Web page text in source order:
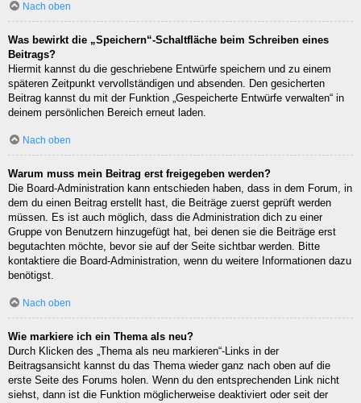
Nach oben
Was bewirkt die „Speichern“-Schaltfläche beim Schreiben eines
Beitrags?
Hiermit kannst du die geschriebene Entwürfe speichern und zu einem
späteren Zeitpunkt vervollständigen und absenden. Den gesicherten
Beitrag kannst du mit der Funktion „Gespeicherte Entwürfe verwalten“ in
deinem persönlichen Bereich erneut laden.
Nach oben
Warum muss mein Beitrag erst freigegeben werden?
Die Board-Administration kann entschieden haben, dass in dem Forum, in
dem du einen Beitrag erstellt hast, die Beiträge zuerst geprüft werden
müssen. Es ist auch möglich, dass die Administration dich zu einer
Gruppe von Benutzern hinzugefügt hat, bei denen sie die Beiträge erst
begutachten möchte, bevor sie auf der Seite sichtbar werden. Bitte
kontaktiere die Board-Administration, wenn du weitere Informationen dazu
benötigst.
Nach oben
Wie markiere ich ein Thema als neu?
Durch Klicken des „Thema als neu markieren“-Links in der
Beitragsansicht kannst du das Thema wieder ganz nach oben auf die
erste Seite des Forums holen. Wenn du den entsprechenden Link nicht
siehst, dann ist die Funktion möglicherweise deaktiviert oder seit der